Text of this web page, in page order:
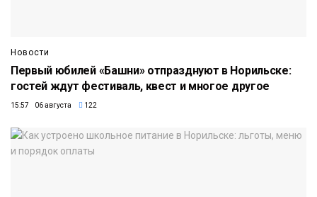
Новости
Первый юбилей «Башни» отпразднуют в Норильске:
гостей ждут фестиваль, квест и многое другое
15:57 06 августа 122